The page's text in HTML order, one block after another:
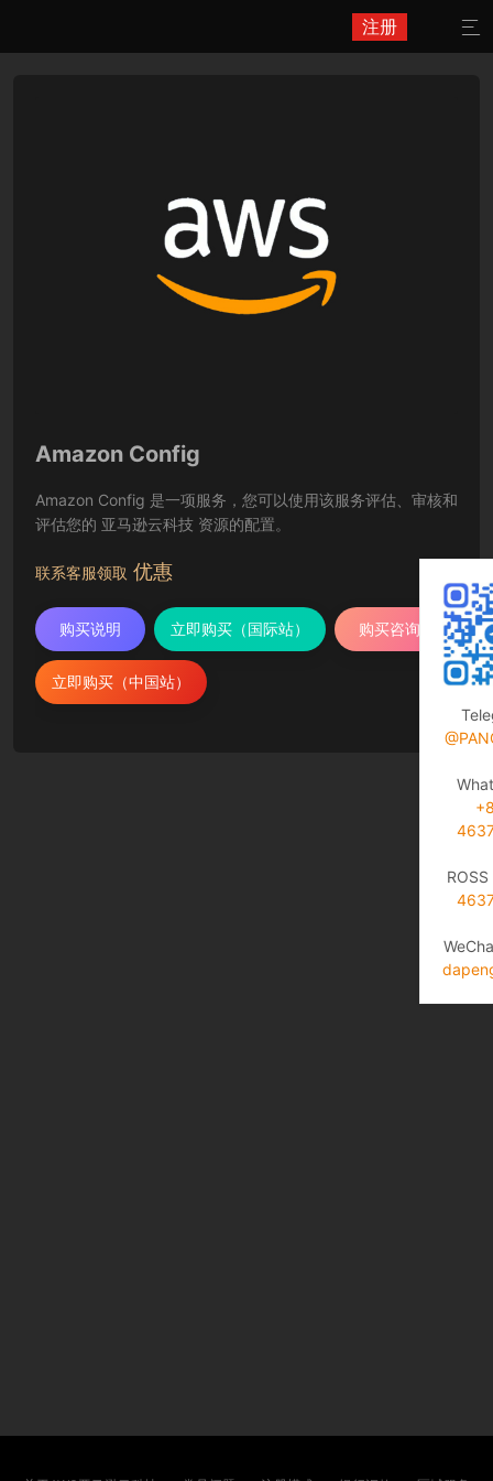
注册 
Amazon Config
Amazon Config 是一项服务，您可以使用该服务评估、审核和
评估您的 亚马逊云科技 资源的配置。
联系客服领取 优惠
购买说明 立即购买（国际站） 购买咨询
立即购买（中国站）